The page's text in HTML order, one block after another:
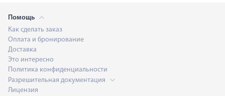
Помощь
Как сделать заказ
Оплата и бронирование
Доставка
Это интересно
Политика конфиденциальности
Разрешительная документация
Лицензия